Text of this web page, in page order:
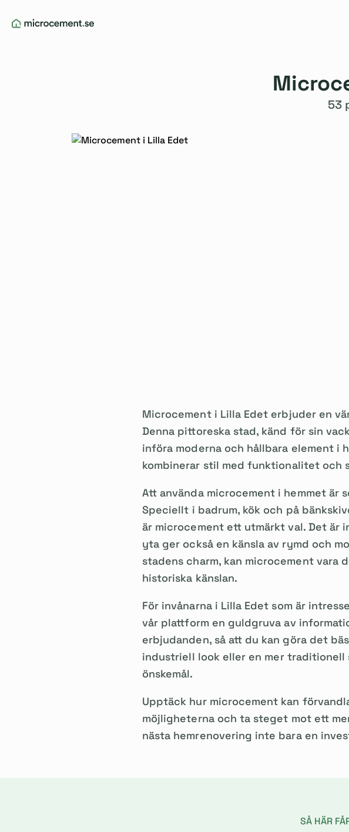
53
Microcement i Lilla Edet erbjuder en
Denna pittoreska stad, känd för sin
införa moderna och hållbara element i
kombinerar stil med funktionalitet och
Att använda microcement i hemmet är
Speciellt i badrum, kök och på
är microcement ett utmärkt val. Det är
yta ger också en känsla av rymd och
stadens charm, kan microcement
historiska känslan.
För invånarna i Lilla Edet som är
vår plattform en guldgruva av
erbjudanden, så att du kan göra det
industriell look eller en mer traditionell
önskemål.
Upptäck hur microcement kan
möjligheterna och ta steget mot ett
nästa hemrenovering inte bara en
SÅ HÄR